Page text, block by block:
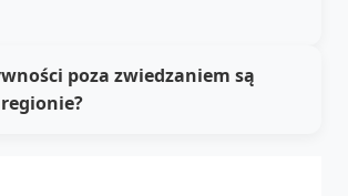
poza zwiedzaniem są